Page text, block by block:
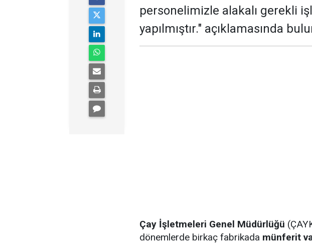
personelimizle alakalı gerekli
yapılmıştır." açıklamasında
Çay İşletmeleri Genel Müdürlüğü
dönemlerde birkaç fabrikada münferit